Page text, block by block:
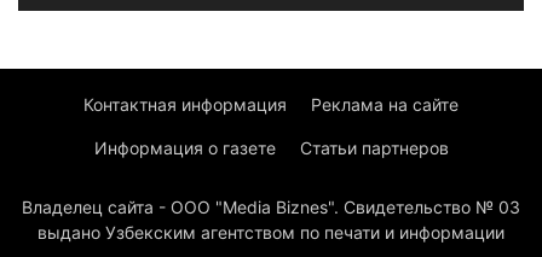
Контактная информация Реклама на сайте
Информация о газете Статьи партнеров
Владелец сайта - ООО "Media Biznes". Свидетельство № 03
выдано Узбекским агентством по печати и информации